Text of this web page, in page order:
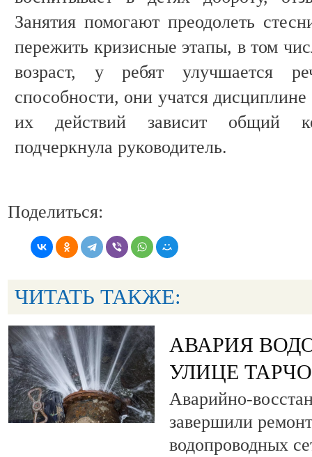
Занятия помогают преодолеть
пережить кризисные этапы, в том
возраст, у ребят улучшается
способности, они учатся
их действий зависит общий
подчеркнула руководитель.
Поделиться:
ЧИТАТЬ ТАКЖЕ:
АВАРИЯ
УЛИЦЕ
Аварийно-
завершили
водопроводных